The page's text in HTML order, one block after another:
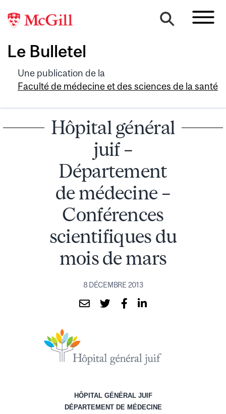
Le Bulletel
Une publication de la
Faculté de médecine et des sciences de la santé
Hôpital général
juif –
Département
de médecine –
Conférences
scientifiques du
mois de mars
8 DÉCEMBRE 2013
HÔPITAL GÉNÉRAL JUIF
DÉPARTEMENT DE MÉDECINE